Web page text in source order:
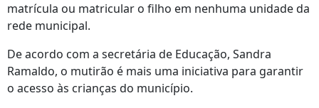
matrícula ou matricular o filho em nenhuma unidade da
rede municipal.
De acordo com a secretária de Educação, Sandra
Ramaldo, o mutirão é mais uma iniciativa para garantir
o acesso às crianças do município.